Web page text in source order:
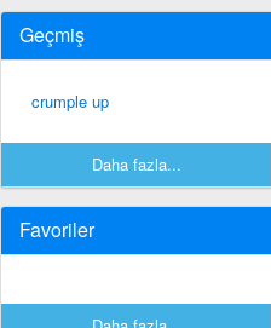
Geçmiş
crumple up
Daha fazla...
Favoriler